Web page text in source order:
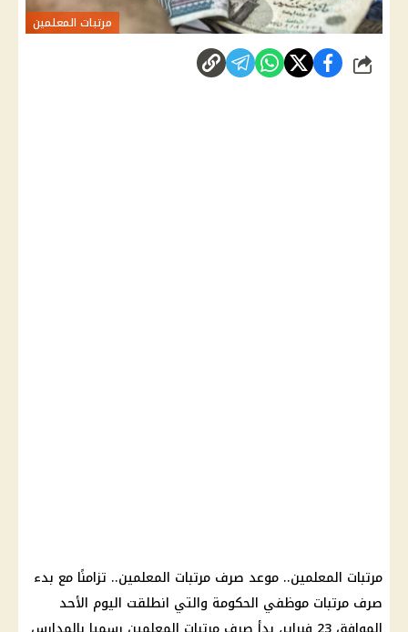
مرتبات المعلمين
شارك
مرتبات المعلمين.. موعد صرف مرتبات المعلمين.. تزامنًا مع بدء
صرف مرتبات موظفي الحكومة والتي انطلقت اليوم الأحد